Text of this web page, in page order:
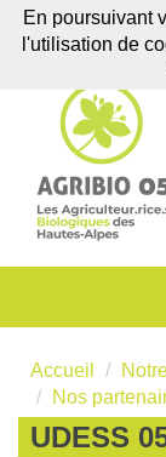
Accueil
Nos
UDESS
En poursuivant
l'utilisation de